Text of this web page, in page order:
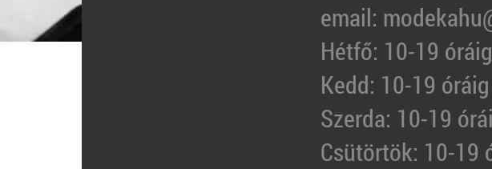
email:
Hétfő: 10-19 óráig
Kedd: 10-19 óráig
Szerda: 10-19
Csütörtök: 10-19